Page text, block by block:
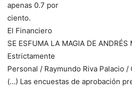
apenas 0.7 por
ciento.
El Financiero
SE ESFUMA LA MAGIA DE ANDRÉS
Estrictamente
Personal / Raymundo Riva Palacio /
(…) Las encuestas de aprobación